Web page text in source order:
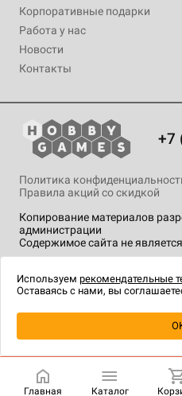
Корпоративные подарки
Работа у нас
Новости
Контакты
+7
Копирование материалов
администрации
Содержимое сайта не
Политика
Правила акций со скидкой
технологии.
Главная Каталог
Используем рекомендательные
Оставаясь с нами, вы